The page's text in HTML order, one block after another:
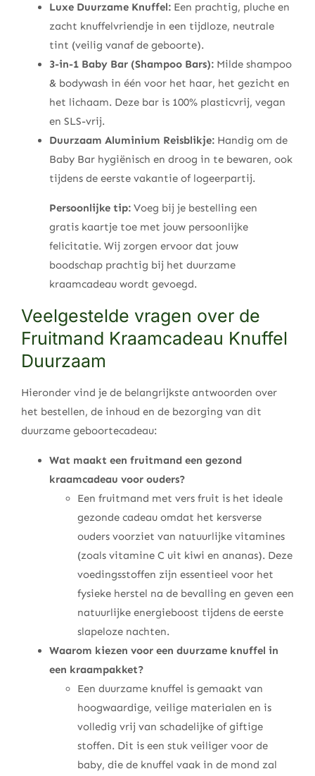
Luxe Duurzame Knuffel: Een prachtig, pluche en
zacht knuffelvriendje in een tijdloze, neutrale
tint (veilig vanaf de geboorte).
3-in-1 Baby Bar (Shampoo Bars): Milde shampoo
& bodywash in één voor het haar, het gezicht en
het lichaam. Deze bar is 100% plasticvrij, vegan
en SLS-vrij.
Duurzaam Aluminium Reisblikje: Handig om de
Baby Bar hygiënisch en droog in te bewaren, ook
tijdens de eerste vakantie of logeerpartij.
Persoonlijke tip: Voeg bij je bestelling een
gratis kaartje toe met jouw persoonlijke
felicitatie. Wij zorgen ervoor dat jouw
boodschap prachtig bij het duurzame
kraamcadeau wordt gevoegd.
Veelgestelde vragen over de
Fruitmand Kraamcadeau Knuffel
Duurzaam
Hieronder vind je de belangrijkste antwoorden over
het bestellen, de inhoud en de bezorging van dit
duurzame geboortecadeau:
Wat maakt een fruitmand een gezond
kraamcadeau voor ouders?
Een fruitmand met vers fruit is het ideale
gezonde cadeau omdat het kersverse
ouders voorziet van natuurlijke vitamines
(zoals vitamine C uit kiwi en ananas). Deze
voedingsstoffen zijn essentieel voor het
fysieke herstel na de bevalling en geven een
natuurlijke energieboost tijdens de eerste
slapeloze nachten.
Waarom kiezen voor een duurzame knuffel in
een kraampakket?
Een duurzame knuffel is gemaakt van
hoogwaardige, veilige materialen en is
volledig vrij van schadelijke of giftige
stoffen. Dit is een stuk veiliger voor de
baby, die de knuffel vaak in de mond zal